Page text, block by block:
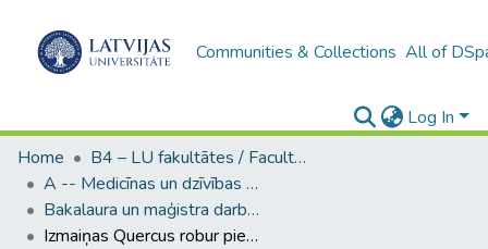
Communities & Collections All of
Log In
Home
B4 – LU fakultātes / Faculties of the UL
A -- Medicīnas un dzīvības zinātņu fakultāte / Faculty of Medicine and Life Sciences
Bakalaura un maģistra darbi (MDZF) / Bachelor's and Master's theses
Izmaiņas Quercus robur pieauguma dinamikā pēc atēnošanas mistraudzēs